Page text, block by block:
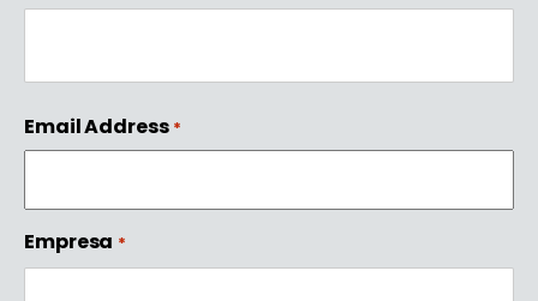
Email Address *
Empresa *